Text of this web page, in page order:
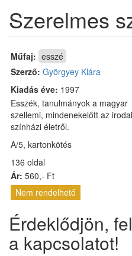
Szerelmes
Műfaj: esszé
Szerző: Györgyey Klára
Kiadás éve: 1997
Esszék, tanulmányok a magyar
szellemi, mindenekelőtt az
színházi életről.
A/5, kartonkötés
136 oldal
Ár: 560,- Ft
Nem rendelhető
Érdeklődjön,
a kapcsolatot!